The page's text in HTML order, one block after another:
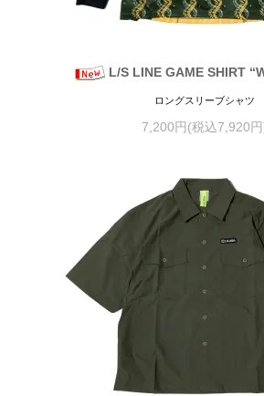
L/S LINE GAME SHIRT
ロングスリーブシャツ
7,200円(税込7,920